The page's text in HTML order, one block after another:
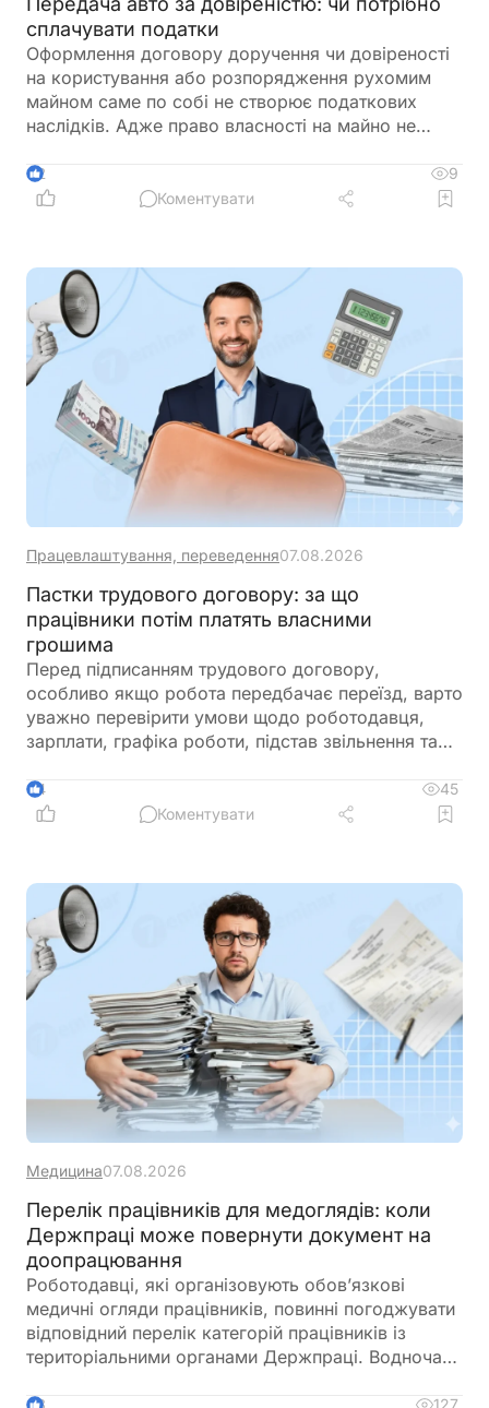
сплачувати податки
Оформлення договору доручення чи довіреності
на користування або розпорядження рухомим
майном саме по собі не створює податкових
наслідків. Адже право власності на майно не
ПДФО виникає лише тоді, коли відбувається
фактичний продаж майна та зміна його власника
2
9
Коментувати
Працевлаштування, переведення07.08.2026
Пастки трудового договору: за що
працівники потім платять власними
грошима
Перед підписанням трудового договору,
особливо якщо робота передбачає переїзд, варто
уважно перевірити умови щодо роботодавця,
зарплати, графіка роботи, підстав звільнення та
працівника
4
45
Коментувати
Медицина07.08.2026
Перелік працівників для медоглядів: коли
Держпраці може повернути документ на
доопрацювання
Роботодавці, які організовують обов’язкові
медичні огляди працівників, повинні погоджувати
відповідний перелік категорій працівників із
територіальними органами Держпраці. Водночас